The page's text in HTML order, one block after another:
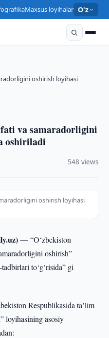
Maxsus loyihalar O'z
oshirish loyihasi
va samaradorligini
oshiriladi
548 views
oshirish loyihasi
—“O‘zbekiston
oshirish”
to‘g‘risida” gi
Respublikasida taʼlim
loyihasining asosiy